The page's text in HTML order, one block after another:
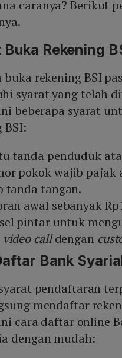
caranya? Berikut
Rekening
buka rekening BSI
syarat yang telah
beberapa syarat
BSI:
tanda penduduk
pokok wajib pajak
tanda tangan.
awal sebanyak
pintar untuk
video calldengan
Bank
pendaftaran
mendaftar
cara daftar online
dengan mudah: